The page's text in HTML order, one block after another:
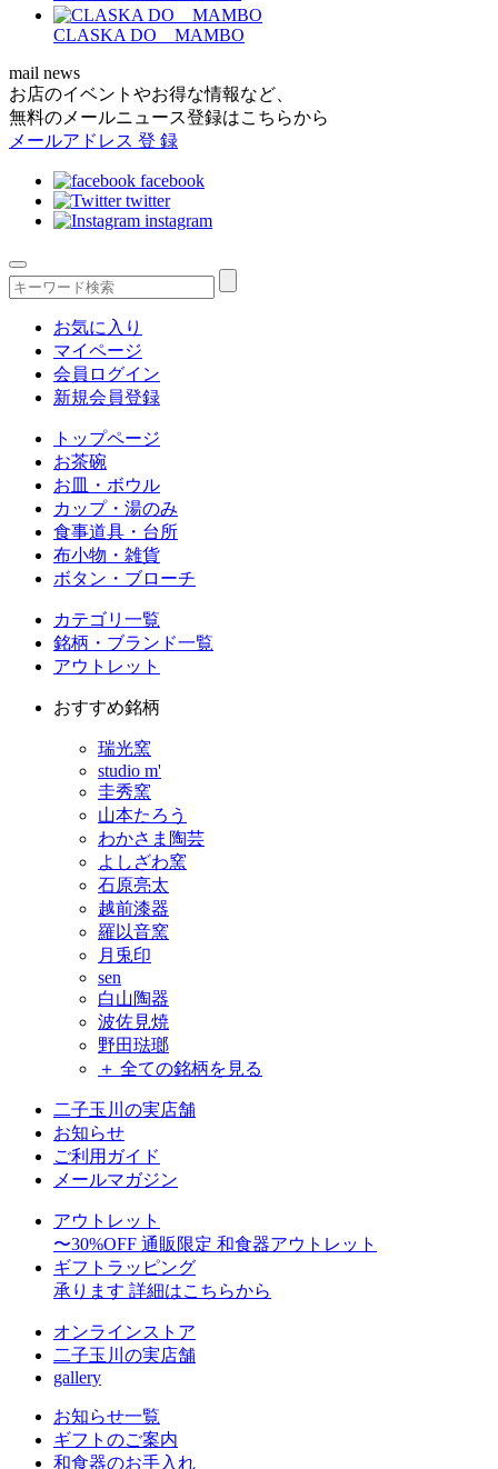
CLASKA DO MAMBO
mail news
お店のイベントやお得な情報など、
無料のメールニュース登録はこちらから
メールアドレス 登 録
facebook
twitter
instagram
お気に入り
マイページ
会員ログイン
新規会員登録
トップページ
お茶碗
お皿・ボウル
カップ・湯のみ
食事道具・台所
布小物・雑貨
ボタン・ブローチ
カテゴリ一覧
銘柄・ブランド一覧
アウトレット
おすすめ銘柄
瑞光窯
studio m'
圭秀窯
山本たろう
わかさま陶芸
よしざわ窯
石原亮太
越前漆器
羅以音窯
月兎印
sen
白山陶器
波佐見焼
野田琺瑯
＋ 全ての銘柄を見る
二子玉川の実店舗
お知らせ
ご利用ガイド
メールマガジン
アウトレット
〜30%OFF 通販限定 和食器アウトレット
ギフトラッピング
承ります 詳細はこちらから
オンラインストア
二子玉川の実店舗
gallery
お知らせ一覧
ギフトのご案内
和食器のお手入れ